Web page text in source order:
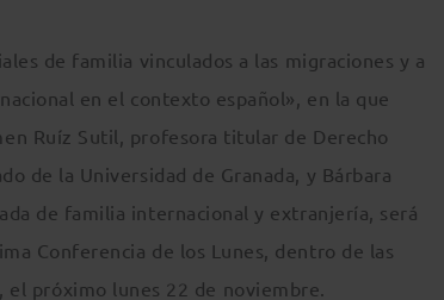
de familia vinculados a las migraciones y a
en el contexto español», en la que
Ruíz Sutil, profesora titular de Derecho
de la Universidad de Granada, y Bárbara
de familia internacional y extranjería, será
Conferencia de los Lunes, dentro de las
el próximo lunes 22 de noviembre.